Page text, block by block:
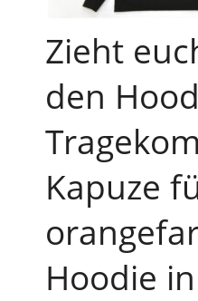
Zieht
den
Kapuze
Hoodie